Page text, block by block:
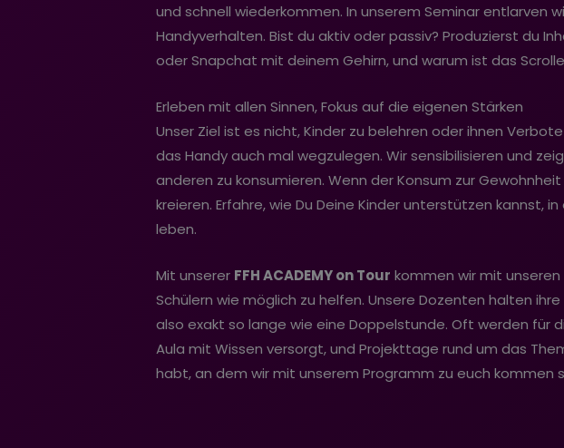
und schnell wiederkommen. In unserem Seminar entlarven
Handyverhalten. Bist du aktiv oder passiv? Produzierst du
oder Snapchat mit deinem Gehirn, und warum ist das
Erleben mit allen Sinnen, Fokus auf die eigenen Stärken
Unser Ziel ist es nicht, Kinder zu belehren oder ihnen
das Handy auch mal wegzulegen. Wir sensibilisieren und
anderen zu konsumieren. Wenn der Konsum zur
kreieren. Erfahre, wie Du Deine Kinder unterstützen kannst,
leben.
Mit unserer FFH ACADEMY on Tour kommen wir mit unseren
Schülern wie möglich zu helfen. Unsere Dozenten halten
also exakt so lange wie eine Doppelstunde. Oft werden für
Aula mit Wissen versorgt, und Projekttage rund um das
habt, an dem wir mit unserem Programm zu euch kommen